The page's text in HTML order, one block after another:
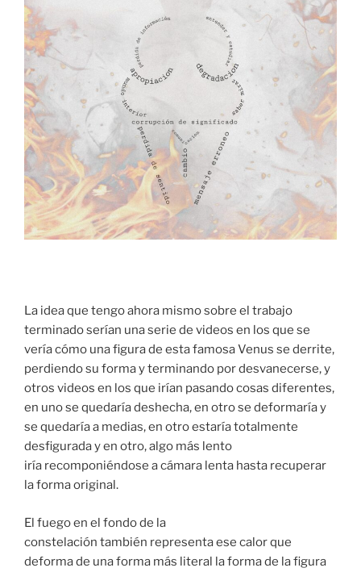
La idea que tengo ahora mismo sobre el trabajo
terminado serían una serie de videos en los que se
vería cómo una figura de esta famosa Venus se derrite,
perdiendo su forma y terminando por desvanecerse, y
otros videos en los que irían pasando cosas diferentes,
en uno se quedaría deshecha, en otro se deformaría y
se quedaría a medias, en otro estaría totalmente
desfigurada y en otro, algo más lento
iría recomponiéndose a cámara lenta hasta recuperar
la forma original.
El fuego en el fondo de la
constelación también representa ese calor que
deforma de una forma más literal la forma de la figura